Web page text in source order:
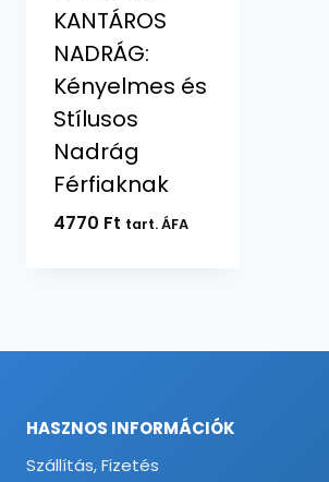
KANTÁROS
NADRÁG:
Kényelmes és
Stílusos
Nadrág
Férfiaknak
4770 Ft tart. ÁFA
HASZNOS INFORMÁCIÓK
Szállítás, Fizetés